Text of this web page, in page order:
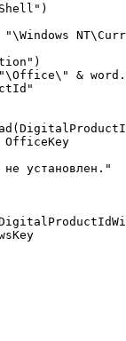
&
OfficeKey
установлен."